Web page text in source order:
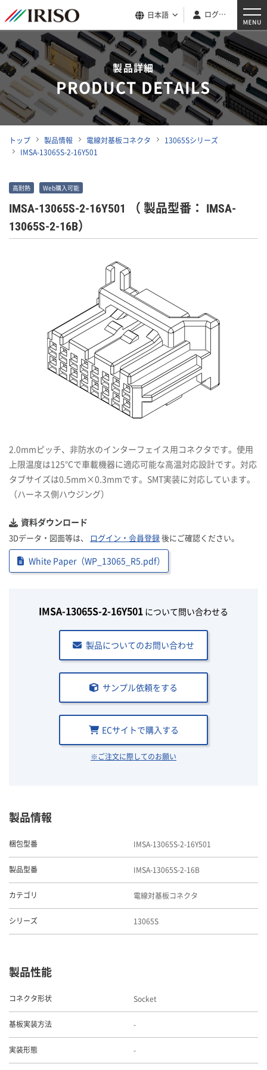
日本語 ログイン
製品詳細
PRODUCT DETAILS
トップ 製品情報 電線対基板コネクタ
13065Sシリーズ
IMSA-13065S-2-16Y501
高耐熱 Web購入可能
IMSA-13065S-2-16Y501
（ 製品型番： IMSA-
13065S-2-16B）
2.0mmピッチ、非防水のインターフェイス用コネクタです。使用
上限温度は125℃で車載機器に適応可能な高温対応設計です。対応
タブサイズは0.5mm×0.3mmです。SMT実装に対応しています。
（ハーネス側ハウジング）
資料ダウンロード
3Dデータ・図面等は、 ログイン・会員登録後にご確認ください。
White Paper（WP_13065_R5.pdf）
IMSA-13065S-2-16Y501 について問い合わせる
製品についてのお問い合わせ
サンプル依頼をする
ECサイトで購入する
※ご注文に際してのお願い
製品情報
梱包型番 IMSA-13065S-2-16Y501
製品型番 IMSA-13065S-2-16B
カテゴリ 電線対基板コネクタ
シリーズ 13065S
製品性能
コネクタ形状 Socket
基板実装方法 -
実装形態 -